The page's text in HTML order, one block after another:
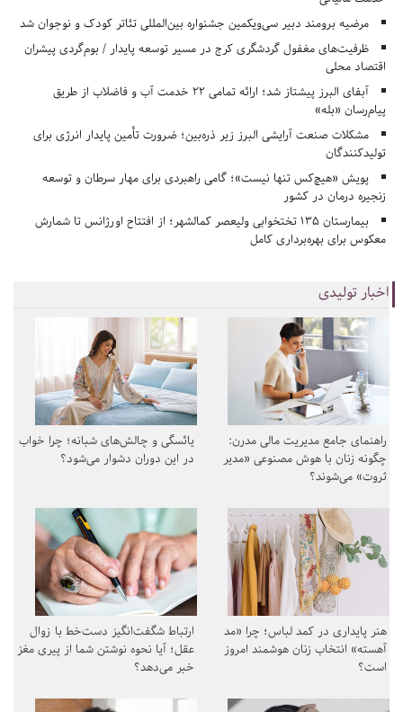
مرضیه برومند دبیر سی‌ویکمین جشنواره بین‌المللی تئاتر کودک و نوجوان شد
ظرفیت‌های مغفول گردشگری کرج در مسیر توسعه پایدار / بوم‌گردی پیشران
اقتصاد محلی
آبفای البرز پیشتاز شد؛ ارائه تمامی ۲۲ خدمت آب و فاضلاب از طریق
پیام‌رسان «بله»
مشکلات صنعت آرایشی البرز زیر ذره‌بین؛ ضرورت تأمین پایدار انرژی برای
تولیدکنندگان
پویش «هیچ‌کس تنها نیست»؛ گامی راهبردی برای مهار سرطان و توسعه
زنجیره درمان در کشور
بیمارستان ۱۳۵ تختخوابی ولیعصر کمالشهر؛ از افتتاح اورژانس تا شمارش
معکوس برای بهره‌برداری کامل
اخبار تولیدی
راهنمای جامع مدیریت مالی مدرن:
چگونه زنان با هوش مصنوعی «مدیر
ثروت» می‌شوند؟
یائسگی و چالش‌های شبانه؛ چرا خواب
در این دوران دشوار می‌شود؟
هنر پایداری در کمد لباس؛ چرا «مد
آهسته» انتخاب زنان هوشمند امروز
است؟
ارتباط شگفت‌انگیز دست‌خط با زوال
عقل؛ آیا نحوه نوشتن شما از پیری مغز
خبر می‌دهد؟